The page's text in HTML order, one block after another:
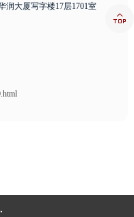
润大厦写字楼17层1701室
